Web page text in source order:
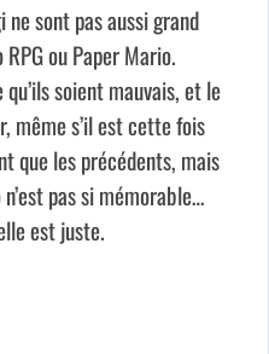
sont pas aussi grand
ou Paper Mario.
soient mauvais, et le
même s’il est cette fois
que les précédents, mais
pas si mémorable…
est juste.